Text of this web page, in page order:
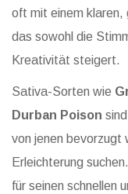
oft mit einem klaren,
das sowohl die
Kreativität steigert.
Sativa-Sorten wie
Durban Poison
von jenen bevorzugt
Erleichterung
für seinen schnellen